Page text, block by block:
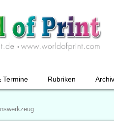
Termine Rubriken Archiv